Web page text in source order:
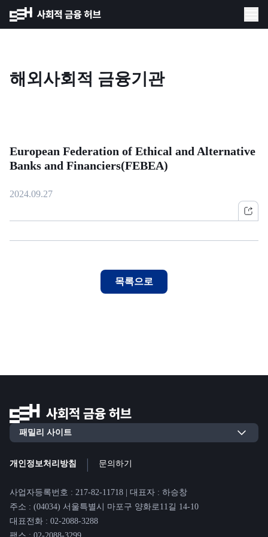
해외사회적 금융기관
European Federation of Ethical and Alternative
Banks and Financiers(FEBEA)
2024.09.27
목록으로
개인정보처리방침 | 문의하기
사업자등록번호 : 217-82-11718 | 대표자 : 하승창
주소 : (04034) 서울특별시 마포구 양화로11길 14-10
대표전화 : 02-2088-3288